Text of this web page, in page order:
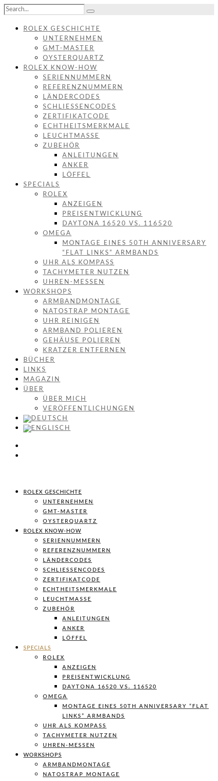
ROLEX GESCHICHTE
UNTERNEHMEN
GMT-MASTER
OYSTERQUARTZ
ROLEX KNOW-HOW
SERIENNUMMERN
REFERENZNUMMERN
LÄNDERCODES
SCHLIESSENCODES
ZERTIFIKATCODE
ECHTHEITSMERKMALE
LEUCHTMASSE
ZUBEHÖR
ANLEITUNGEN
ANKER
LÖFFEL
SPECIALS
ROLEX
ANZEIGEN
PREISENTWICKLUNG
DAYTONA 16520 VS. 116520
OMEGA
MONTAGE EINES 50TH ANNIVERSARY
“FLAT LINKS” ARMBANDS
UHR ALS KOMPASS
TACHYMETER NUTZEN
UHREN-MESSEN
WORKSHOPS
ARMBANDMONTAGE
NATOSTRAP MONTAGE
UHR REINIGEN
ARMBAND POLIEREN
GEHÄUSE POLIEREN
KRATZER ENTFERNEN
BÜCHER
LINKS
MAGAZIN
ÜBER
ÜBER MICH
VERÖFFENTLICHUNGEN
ROLEX GESCHICHTE
UNTERNEHMEN
GMT-MASTER
OYSTERQUARTZ
ROLEX KNOW-HOW
SERIENNUMMERN
REFERENZNUMMERN
LÄNDERCODES
SCHLIESSENCODES
ZERTIFIKATCODE
ECHTHEITSMERKMALE
LEUCHTMASSE
ZUBEHÖR
ANLEITUNGEN
ANKER
LÖFFEL
SPECIALS
ROLEX
ANZEIGEN
PREISENTWICKLUNG
DAYTONA 16520 VS. 116520
OMEGA
MONTAGE EINES 50TH ANNIVERSARY “FLAT
LINKS” ARMBANDS
UHR ALS KOMPASS
TACHYMETER NUTZEN
UHREN-MESSEN
WORKSHOPS
ARMBANDMONTAGE
NATOSTRAP MONTAGE